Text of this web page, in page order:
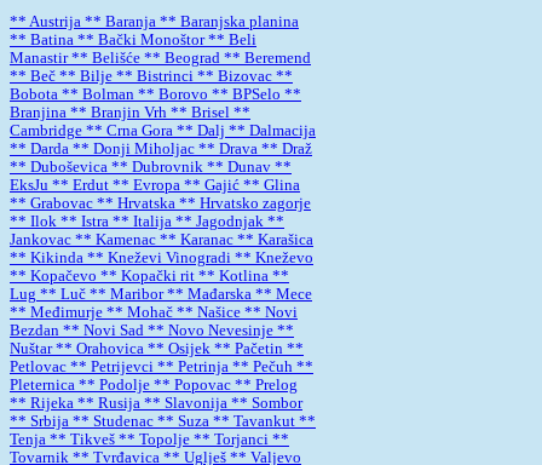
** Austrija ** Baranja ** Baranjska planina
** Batina ** Bački Monoštor** Beli
Manastir** Belišće ** Beograd ** Beremend
** Beč ** Bilje ** Bistrinci ** Bizovac **
Bobota ** Bolman ** Borovo ** BPSelo **
Branjina ** Branjin Vrh ** Brisel **
Cambridge ** Crna Gora ** Dalj ** Dalmacija
** Darda ** Donji Miholjac ** Drava ** Draž
** Duboševica ** Dubrovnik ** Dunav **
EksJu ** Erdut ** Evropa ** Gajić ** Glina
** Grabovac ** Hrvatska ** Hrvatsko zagorje
** Ilok ** Istra ** Italija ** Jagodnjak **
Jankovac ** Kamenac ** Karanac ** Karašica
** Kikinda ** Kneževi Vinogradi ** Kneževo
** Kopačevo ** Kopački rit ** Kotlina **
Lug ** Luč ** Maribor** Mađarska ** Mece
** Međimurje ** Mohač ** Našice ** Novi
Bezdan ** Novi Sad ** Novo Nevesinje **
Nuštar** Orahovica ** Osijek ** Pačetin **
Petlovac ** Petrijevci ** Petrinja ** Pečuh **
Pleternica ** Podolje ** Popovac ** Prelog
** Rijeka ** Rusija ** Slavonija ** Sombor
** Srbija ** Studenac ** Suza ** Tavankut **
Tenja ** Tikveš ** Topolje ** Torjanci **
Tovarnik ** Tvrđavica ** Uglješ ** Valjevo